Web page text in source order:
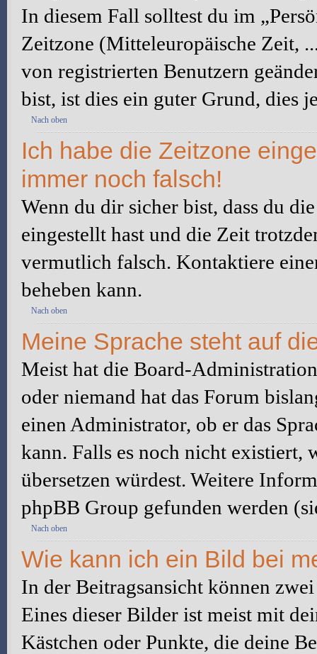
In diesem Fall solltest du im
Zeitzone (Mitteleuropäische Zeit,
von registrierten Benutzern
bist, ist dies ein guter Grund, dies
Nach oben
Ich habe die Zeitzone
immer noch falsch!
Wenn du dir sicher bist, dass du
eingestellt hast und die Zeit
vermutlich falsch. Kontaktiere
beheben kann.
Nach oben
Meine Sprache steht auf
Meist hat die Board-
oder niemand hat das Forum
einen Administrator, ob er das
kann. Falls es noch nicht existiert,
übersetzen würdest. Weitere
phpBB Group gefunden werden
Nach oben
Wie kann ich ein Bild bei
In der Beitragsansicht können
Eines dieser Bilder ist meist mit
Kästchen oder Punkte, die deine